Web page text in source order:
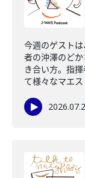
今週のゲスト
者の沖澤のど
き合い方。指
て様々なマエ